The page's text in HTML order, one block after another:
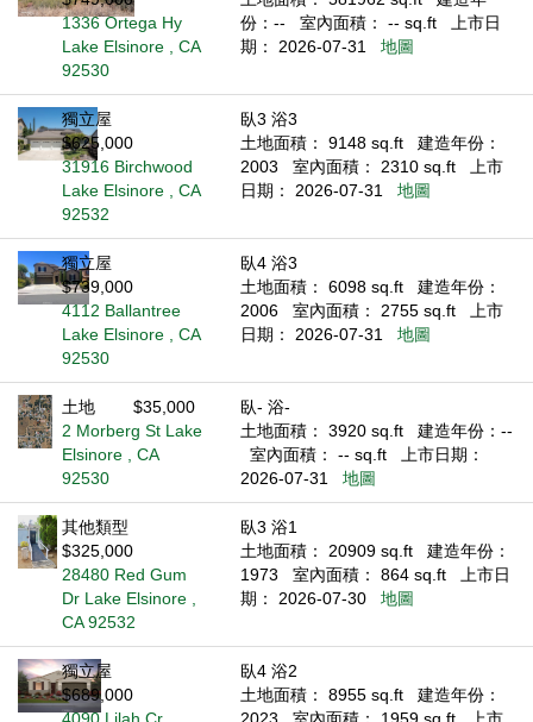
1336 Ortega Hy
Lake Elsinore , CA
92530
份：--
室內面積： -- sq.ft
上市日
期： 2026-07-31
地圖
獨立屋
$625,000
31916 Birchwood
Lake Elsinore , CA
92532
臥3 浴3
土地面積： 9148 sq.ft
建造年份：
2003
室內面積： 2310 sq.ft
上市
日期： 2026-07-31
地圖
獨立屋
$739,000
4112 Ballantree
Lake Elsinore , CA
92530
臥4 浴3
土地面積： 6098 sq.ft
建造年份：
2006
室內面積： 2755 sq.ft
上市
日期： 2026-07-31
地圖
土地
$35,000
2 Morberg St Lake
Elsinore , CA
92530
臥- 浴-
土地面積： 3920 sq.ft
建造年份：--
室內面積： -- sq.ft
上市日期：
2026-07-31
地圖
其他類型
$325,000
28480 Red Gum
Dr Lake Elsinore ,
CA 92532
臥3 浴1
土地面積： 20909 sq.ft
建造年份：
1973
室內面積： 864 sq.ft
上市日
期： 2026-07-30
地圖
獨立屋
$689,000
臥4 浴2
土地面積： 8955 sq.ft
建造年份：